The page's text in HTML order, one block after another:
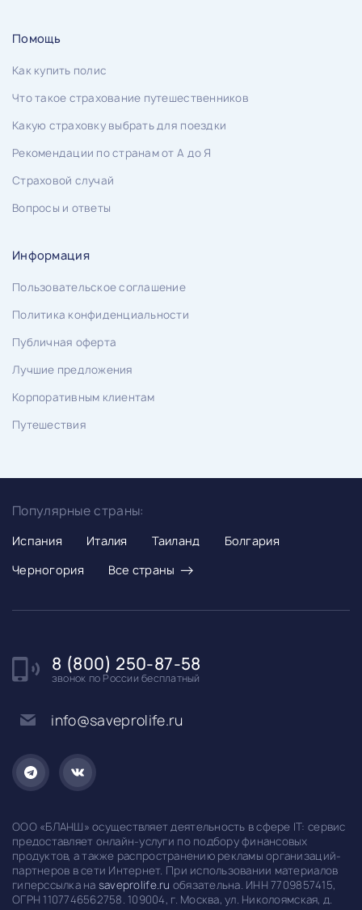
Помощь
Как купить полис
Что такое страхование путешественников
Какую страховку выбрать для поездки
Рекомендации по странам от А до Я
Страховой случай
Вопросы и ответы
Информация
Пользовательское соглашение
Политика конфиденциальности
Публичная оферта
Лучшие предложения
Корпоративным клиентам
Путешествия
Популярные страны:
Испания Италия Таиланд
Болгария
Черногория
Все страны →
8 (800) 250-87-58
звонок по России бесплатный
info@saveprolife.ru
ООО «БЛАНШ» осуществляет деятельность в сфере IT: сервис
предоставляет онлайн-услуги по подбору финансовых
продуктов, а также распространению рекламы организаций-
партнеров в сети Интернет. При использовании материалов
гиперссылка на saveprolife.ru обязательна. ИНН 7709857415,
ОГРН 1107746562758. 109004, г. Москва, ул. Николоямская, д.